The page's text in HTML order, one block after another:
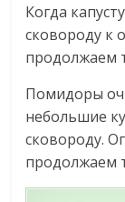
Когда
сковороду
продолжаем
Помидоры
небольшие
сковороду.
продолжаем